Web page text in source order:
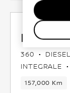
Nissan
360 DIESEL
INTEGRALE
157,000 Km